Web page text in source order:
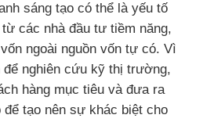
sáng tạo có thể là yếu tố
các nhà đầu tư tiềm năng,
ngoài nguồn vốn tự có. Vì
nghiên cứu kỹ thị trường,
hàng mục tiêu và đưa ra
tạo nên sự khác biệt cho